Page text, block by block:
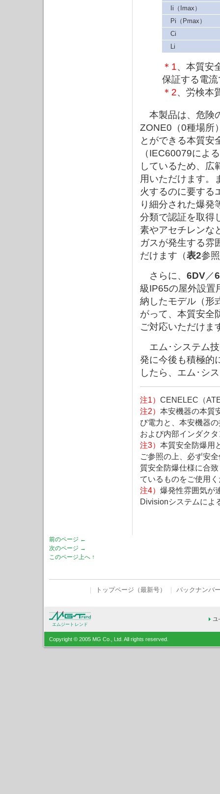
Ii（Imax）
Pi（Pmax）
Ci
Li
＊1、本質安
保証する電
＊2、労検本
本製品は、危険
ZONE0（0種場所
とができる本質安
（IEC60079によ
しているため、広
用いただけます。
火するのに要する
り細分された爆発
分類で認証を取得
素やアセチレンな
ガスが発生する雰
だけます（表2参
さらに、 6DV／
級IP65の屋外設置
納したモデル（形
がって、本質安全
ご対応いただけま
エム･システム技
発に今後も積極的
したら、エム･シ
注1） CENELEC（
注2） 本安機器の本質
び電力と、本安機器
および内部インダク
注3） 本質安全防爆用
ご参照の上、必ず安
質安全防爆仕様に合
ているものをご使用
注4） 爆発性雰囲気が
Divisionシステムによ
前のページ ←
次のページ →
このページ上へ ↑
トップページ（最新号） バックナンバ
エムジートレンド
Copyright © 2005 MG Co., Ltd. All rights reserved.